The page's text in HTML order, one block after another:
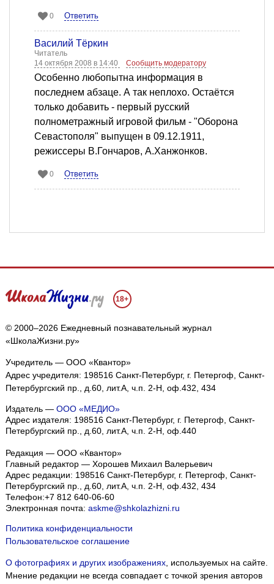
0 Ответить
Василий Тёркин
Читатель
14 октября 2008 в 14:40
Сообщить модератору
Особенно любопытна информация в
последнем абзаце. А так неплохо. Остаётся
только добавить - первый русский
полнометражный игровой фильм - "Оборона
Севастополя" выпущен в 09.12.1911,
режиссеры В.Гончаров, А.Ханжонков.
0 Ответить
18+
© 2000–2026 Ежедневный познавательный журнал
«ШколаЖизни.ру»
Учредитель — ООО «Квантор»
Адрес учредителя: 198516 Санкт-Петербург, г. Петергоф, Санкт-
Петербургский пр., д.60, лит.А, ч.п. 2-Н, оф.432, 434
Издатель — ООО «МЕДИО»
Адрес издателя: 198516 Санкт-Петербург, г. Петергоф, Санкт-
Петербургский пр., д.60, лит.А, ч.п. 2-Н, оф.440
Редакция — ООО «Квантор»
Главный редактор — Хорошев Михаил Валерьевич
Адрес редакции: 198516 Санкт-Петербург, г. Петергоф, Санкт-
Петербургский пр., д.60, лит.А, ч.п. 2-Н, оф.432, 434
Телефон:+7 812 640-06-60
Электронная почта: askme@shkolazhizni.ru
Политика конфиденциальности
Пользовательское соглашение
О фотографиях и других изображениях, используемых на сайте.
Мнение редакции не всегда совпадает с точкой зрения авторов